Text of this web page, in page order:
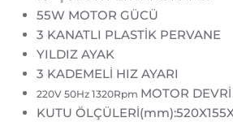
55W MOTOR GÜCÜ
3 KANATLI PLASTİK PERVANE
YILDIZ AYAK
3 KADEMELİ HIZ AYARI
220V 50Hz 1320Rpm MOTOR DEVRİ
KUTU